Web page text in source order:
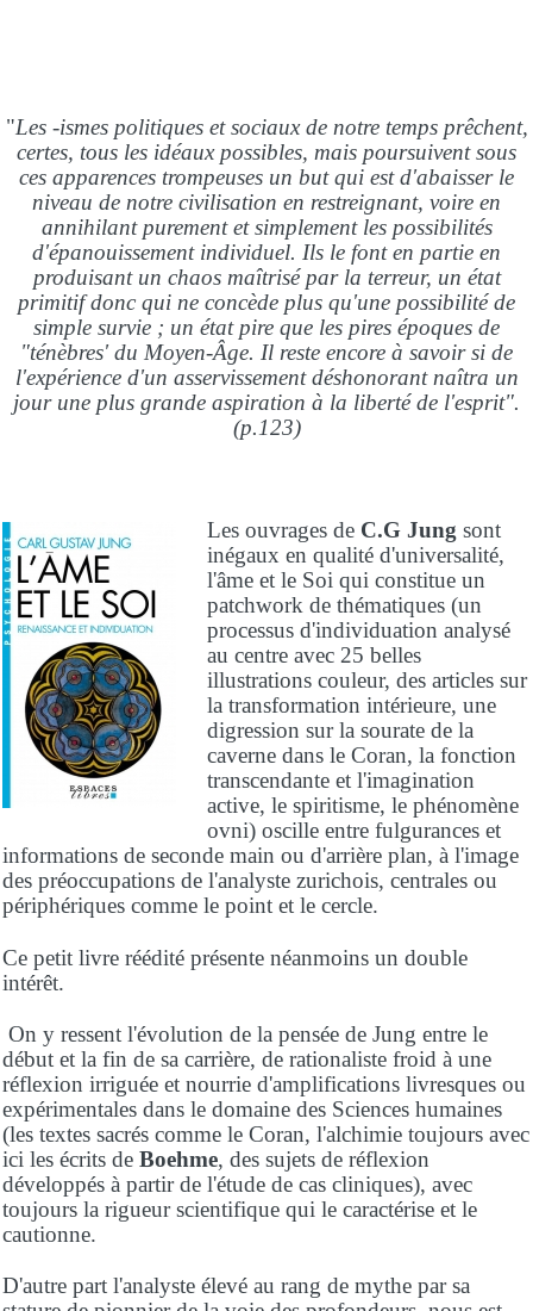
"Les -ismes politiques et sociaux de notre temps prêchent,
certes, tous les idéaux possibles, mais poursuivent sous
ces apparences trompeuses un but qui est d'abaisser le
niveau de notre civilisation en restreignant, voire en
annihilant purement et simplement les possibilités
d'épanouissement individuel. Ils le font en partie en
produisant un chaos maîtrisé par la terreur, un état
primitif donc qui ne concède plus qu'une possibilité de
simple survie ; un état pire que les pires époques de
"ténèbres' du Moyen-Âge. Il reste encore à savoir si de
l'expérience d'un asservissement déshonorant naîtra un
jour une plus grande aspiration à la liberté de l'esprit".
(p.123)
Les ouvrages de C.G Jung sont
inégaux en qualité d'universalité,
l'âme et le Soi qui constitue un
patchwork de thématiques (un
processus d'individuation analysé
au centre avec 25 belles
illustrations couleur, des articles sur
la transformation intérieure, une
digression sur la sourate de la
caverne dans le Coran, la fonction
transcendante et l'imagination
active, le spiritisme, le phénomène
ovni) oscille entre fulgurances et
informations de seconde main ou d'arrière plan, à l'image
des préoccupations de l'analyste zurichois, centrales ou
périphériques comme le point et le cercle.
Ce petit livre réédité présente néanmoins un double
intérêt.
On y ressent l'évolution de la pensée de Jung entre le
début et la fin de sa carrière, de rationaliste froid à une
réflexion irriguée et nourrie d'amplifications livresques ou
expérimentales dans le domaine des Sciences humaines
(les textes sacrés comme le Coran, l'alchimie toujours avec
ici les écrits de Boehme, des sujets de réflexion
développés à partir de l'étude de cas cliniques), avec
toujours la rigueur scientifique qui le caractérise et le
cautionne.
D'autre part l'analyste élevé au rang de mythe par sa